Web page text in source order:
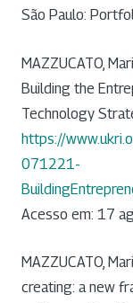
São Paulo:
MAZZUCATO,
Building the
Technology
https://
071221-
Acesso em: 17
MAZZUCATO,
creating: a new